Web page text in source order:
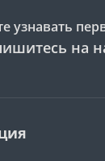
узнавать
на